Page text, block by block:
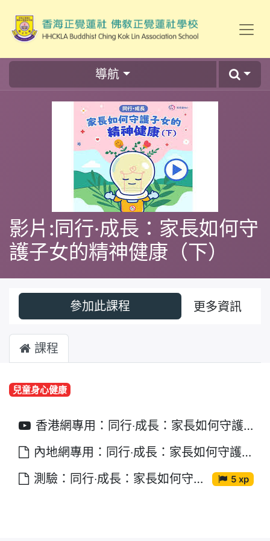
導航
影片:同行‧成長：家長如何守
護子女的精神健康（下）
參加此課程 更多資訊
課程
兒童身心健康
香港網專用：同行‧成長：家長如何守護子女的精神健康（下）
內地網專用：同行‧成長：家長如何守護子女的精神健康（下）
測驗：同行‧成長：家長如何守護子女的精神健康（下）
5 xp